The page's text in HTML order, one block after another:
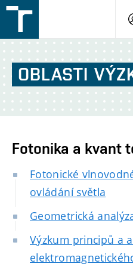
v
Brně
OBLASTI
Fotonika a kvant
Fotonické
ovládání světla
Geometrická
Výzkum principů a